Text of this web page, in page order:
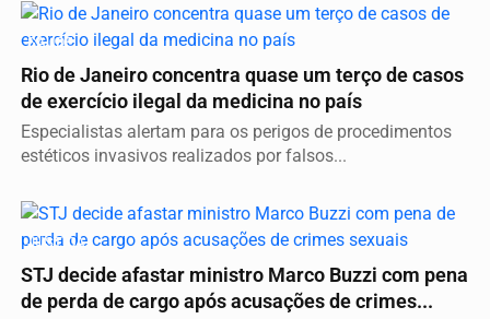
SAÚDE
Rio de Janeiro concentra quase um terço de casos
de exercício ilegal da medicina no país
Especialistas alertam para os perigos de procedimentos
estéticos invasivos realizados por falsos...
JUSTIÇA
STJ decide afastar ministro Marco Buzzi com pena
de perda de cargo após acusações de crimes...